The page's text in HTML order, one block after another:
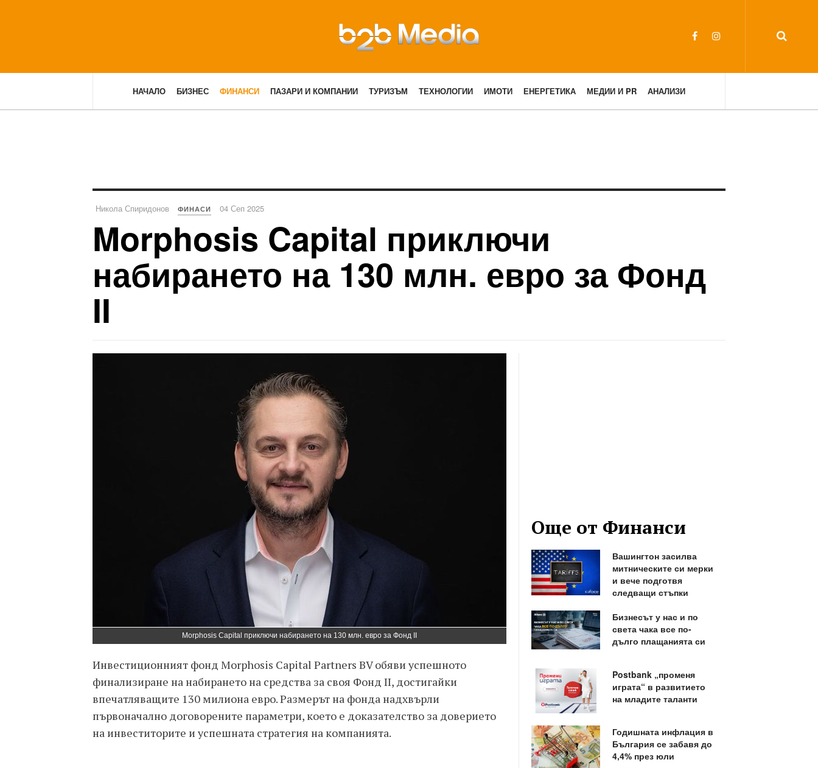
НАЧАЛО БИЗНЕС ФИНАНСИ ПАЗАРИ И КОМПАНИИ ТУРИЗЪМ ТЕХНОЛОГИИ ИМОТИ ЕНЕРГЕТИКА МЕДИИ И PR АНАЛИЗИ
Никола Спиридонов ФИНАСИ 04 Сеп 2025
Morphosis Capital приключи
набирането на 130 млн. евро за Фонд
II
Morphosis Capital приключи набирането на 130 млн. евро за Фонд II
Инвестиционният фонд Morphosis Capital Partners BV обяви успешното
финализиране на набирането на средства за своя Фонд II, достигайки
впечатляващите 130 милиона евро. Размерът на фонда надхвърли
първоначално договорените параметри, което е доказателство за доверието
на инвеститорите и успешната стратегия на компанията.
Още от Финанси
Вашингтон засилва
митническите си мерки
и вече подготвя
следващи стъпки
Бизнесът у нас и по
света чака все по-
дълго плащанията си
Postbank „променя
играта“ в развитието
на младите таланти
Годишната инфлация в
България се забавя до
4,4% през юли